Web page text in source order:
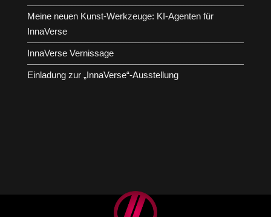
Meine neuen Kunst-Werkzeuge: KI-Agenten für
InnaVerse
InnaVerse Vernissage
Einladung zur „InnaVerse“-Ausstellung